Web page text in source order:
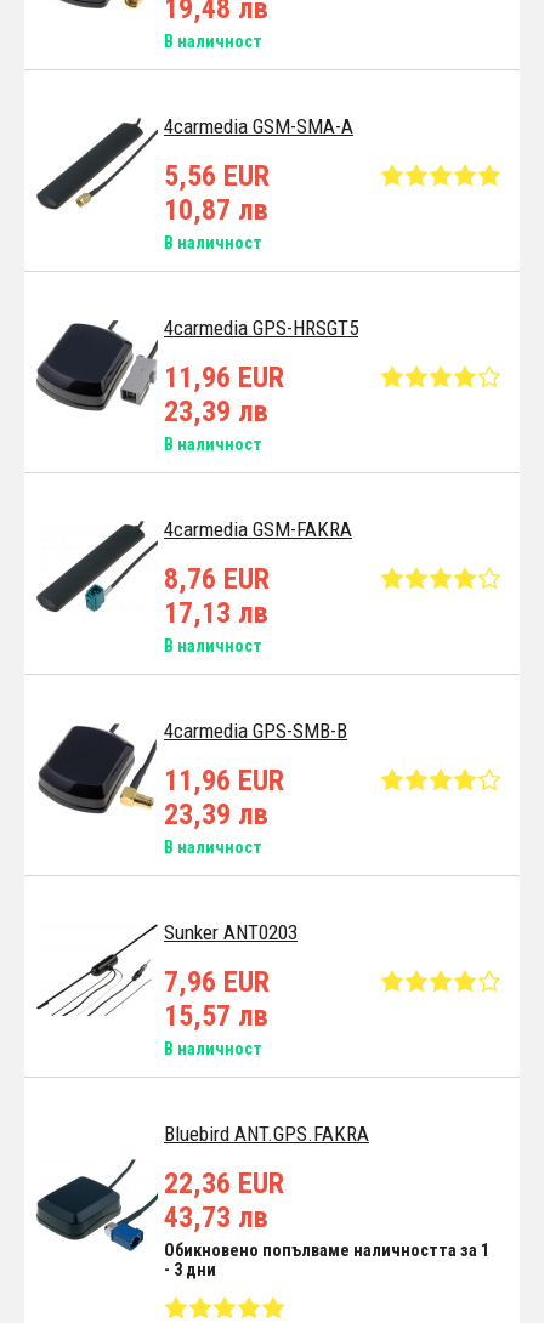
19,48 лв
В наличност
4carmedia GSM-SMA-A
5,56 EUR
10,87 лв
В наличност
4carmedia GPS-HRSGT5
11,96 EUR
23,39 лв
В наличност
4carmedia GSM-FAKRA
8,76 EUR
17,13 лв
В наличност
4carmedia GPS-SMB-B
11,96 EUR
23,39 лв
В наличност
Sunker ANT0203
7,96 EUR
15,57 лв
В наличност
Bluebird ANT.GPS.FAKRA
22,36 EUR
43,73 лв
Обикновено попълваме наличността за 1
- 3 дни